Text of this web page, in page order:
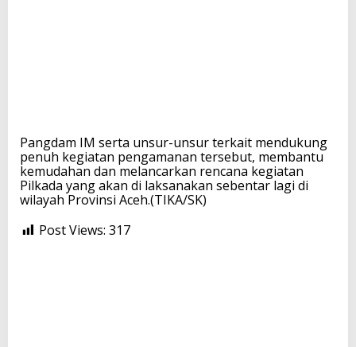
Pangdam IM serta unsur-unsur terkait mendukung
penuh kegiatan pengamanan tersebut, membantu
kemudahan dan melancarkan rencana kegiatan
Pilkada yang akan di laksanakan sebentar lagi di
wilayah Provinsi Aceh.(TIKA/SK)
Post Views: 317